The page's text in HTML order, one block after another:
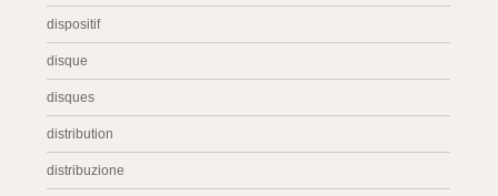
dispositif
disque
disques
distribution
distribuzione